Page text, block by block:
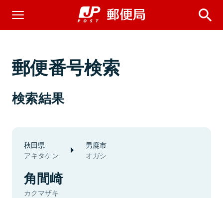
郵便番号検索
検索結果
秋田県
アキタケン
男鹿市
オガシ
角間崎
カクマザキ